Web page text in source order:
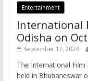
Entertainment
International
Odisha on
September 17, 2024
The International Film
held in Bhubaneswar